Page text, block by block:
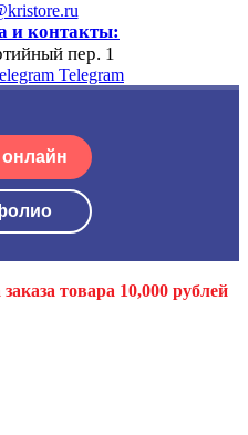
и контакты:
пер. 1
Telegram
товара 10,000 рублей